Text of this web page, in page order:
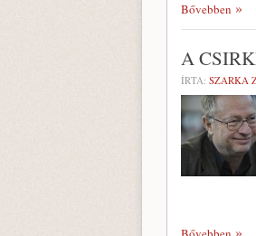
Bővebben
A
ÍRTA: SZARKA